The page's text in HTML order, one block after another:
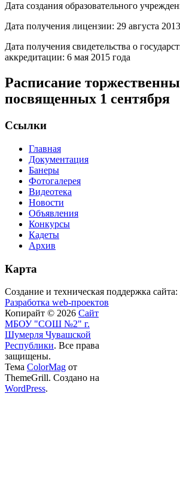
Дата создания образовательного
Дата получения лицензии: 29 августа
Дата получения свидетельства о
аккредитации: 6 мая 2015 года
Расписание
посвященных 1 сентября
Ссылки
Главная
Документация
Банеры
Фотогалерея
Видеотека
Новости
Объявления
Конкурсы
Кадеты
Архив
Карта
Создание и техническая поддержка сайта:
Разработка web-проектов
Копирайт © 2026 Сайт
МБОУ "СОШ №2" г.
Шумерля Чувашской
Республики. Все права
защищены.
Тема ColorMag от
ThemeGrill. Создано на
WordPress.